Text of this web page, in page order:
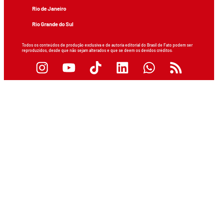
Rio de Janeiro
Rio Grande do Sul
Todos os conteúdos de produção exclusiva e de autoria editorial do Brasil de Fato podem ser
reproduzidos, desde que não sejam alterados e que se deem os devidos créditos.